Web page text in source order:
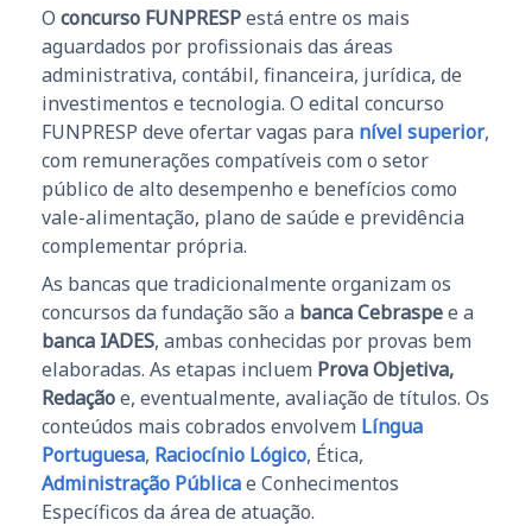
O concurso FUNPRESPestá entre os mais
aguardados por profissionais das áreas
administrativa, contábil, financeira, jurídica, de
investimentos e tecnologia. O edital concurso
FUNPRESP deve ofertar vagas para nível superior,
com remunerações compatíveis com o setor
público de alto desempenho e benefícios como
vale-alimentação, plano de saúde e previdência
complementar própria.
As bancas que tradicionalmente organizam os
concursos da fundação são a banca Cebraspee a
banca IADES, ambas conhecidas por provas bem
elaboradas. As etapas incluem Prova Objetiva,
Redaçãoe, eventualmente, avaliação de títulos. Os
conteúdos mais cobrados envolvem Língua
Portuguesa, Raciocínio Lógico, Ética,
Administração Públicae Conhecimentos
Específicos da área de atuação.